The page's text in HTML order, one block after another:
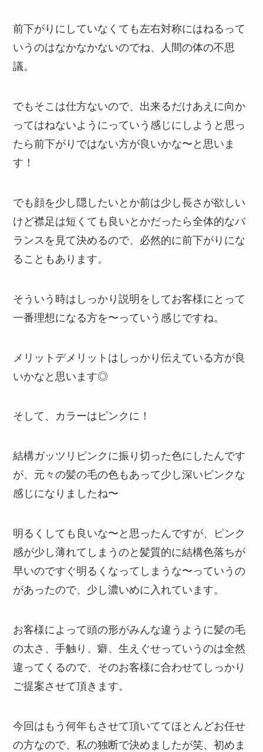
前下がりにしていなくても左右対称にはねるって
いうのはなかなかないのでね、人間の体の不思
議。
でもそこは仕方ないので、出来るだけあえに向か
ってはねないようにっていう感じにしようと思っ
たら前下がりではない方が良いかな〜と思いま
す！
でも顔を少し隠したいとか前は少し長さが欲しい
けど襟足は短くても良いとかだったら全体的なバ
ランスを見て決めるので、必然的に前下がりにな
ることもあります。
そういう時はしっかり説明をしてお客様にとって
一番理想になる方を〜っていう感じですね。
メリットデメリットはしっかり伝えている方が良
いかなと思います◎
そして、カラーはピンクに！
結構ガッツリピンクに振り切った色にしたんです
が、元々の髪の毛の色もあって少し深いピンクな
感じになりましたね〜
明るくしても良いな〜と思ったんですが、ピンク
感が少し薄れてしまうのと髪質的に結構色落ちが
早いのですぐ明るくなってしまうな〜っていうの
があったので、少し濃いめに入れています。
お客様によって頭の形がみんな違うように髪の毛
の太さ、手触り、癖、生えぐせっていうのは全然
違ってくるので、そのお客様に合わせてしっかり
ご提案させて頂きます。
今回はもう何年もさせて頂いててほとんどお任せ
の方なので、私の独断で決めましたが笑、初めま